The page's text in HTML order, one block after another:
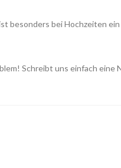
besonders bei Hochzeiten
Schreibt uns einfach eine